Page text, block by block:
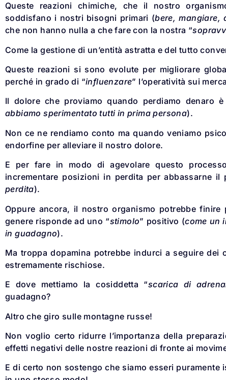
Queste reazioni chimiche, che il nostro
soddisfano i nostri bisogni primari (bere, mangiare,
che non hanno nulla a che fare con la nostra “
Come la gestione di un’entità astratta e del tutto
Queste reazioni si sono evolute per migliorare
perché in grado di “influenzare” l’operatività sui
Il dolore che proviamo quando perdiamo denaro
abbiamo sperimentato tutti in prima persona).
Non ce ne rendiamo conto ma quando veniamo
endorfine per alleviare il nostro dolore.
E per fare in modo di agevolare questo
incrementare posizioni in perdita per abbassarne il
perdita).
Oppure ancora, il nostro organismo potrebbe
genere risponde ad uno “stimolo” positivo (come un
in guadagno).
Ma troppa dopamina potrebbe indurci a seguire dei
estremamente rischiose.
E dove mettiamo la cosiddetta “scarica di
guadagno?
Altro che giro sulle montagne russe!
Non voglio certo ridurre l’importanza della
effetti negativi delle nostre reazioni di fronte ai
E di certo non sostengo che siamo esseri